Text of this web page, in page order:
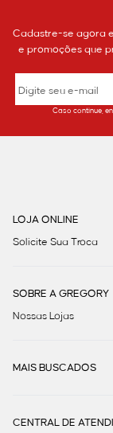
Cadastre-se agora
e promoções que
Caso continue,
LOJA ONLINE
Solicite Sua Troca
SOBRE A GREGORY
Nossas Lojas
MAIS BUSCADOS
CENTRAL DE